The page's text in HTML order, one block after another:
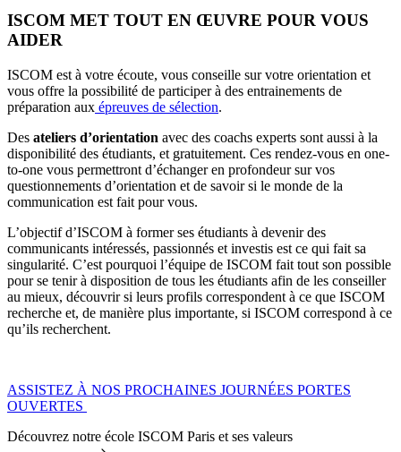
ISCOM MET TOUT EN ŒUVRE POUR VOUS
AIDER
ISCOM est à votre écoute, vous conseille sur votre orientation et
vous offre la possibilité de participer à des entrainements de
préparation aux épreuves de sélection.
Des ateliers d’orientation avec des coachs experts sont aussi à la
disponibilité des étudiants, et gratuitement. Ces rendez-vous en one-
to-one vous permettront d’échanger en profondeur sur vos
questionnements d’orientation et de savoir si le monde de la
communication est fait pour vous.
L’objectif d’ISCOM à former ses étudiants à devenir des
communicants intéressés, passionnés et investis est ce qui fait sa
singularité. C’est pourquoi l’équipe de ISCOM fait tout son possible
pour se tenir à disposition de tous les étudiants afin de les conseiller
au mieux, découvrir si leurs profils correspondent à ce que ISCOM
recherche et, de manière plus importante, si ISCOM correspond à ce
qu’ils recherchent.
ASSISTEZ À NOS PROCHAINES JOURNÉES PORTES
OUVERTES
Découvrez notre école ISCOM Paris et ses valeurs